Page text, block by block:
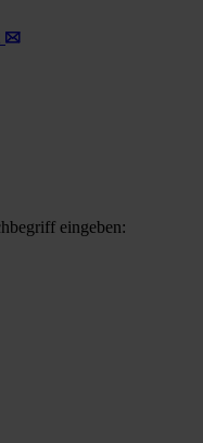
eingeben: